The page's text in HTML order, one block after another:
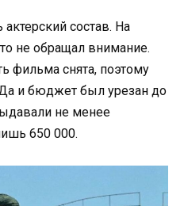
состав. На
не обращал внимание.
фильма снята, поэтому
и бюджет был урезан до
не менее
650 000.